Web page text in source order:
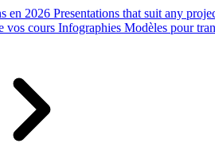
en 2026 Presentations that suit any
vos cours Infographies Modèles pour